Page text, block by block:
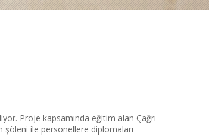
Proje kapsamında eğitim alan Çağrı
şöleni ile personellere diplomaları